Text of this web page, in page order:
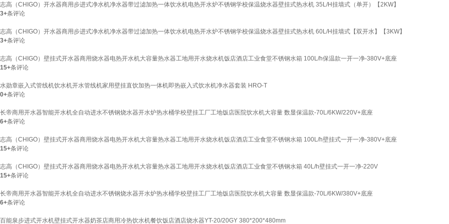
志高（CHIGO）开水器商用步进式净水机净水器带过滤加热一体饮水机电热开水炉不锈钢学校保温烧水器壁挂式热水机 35L/H挂墙式（单开）【2KW】
3+条评论
志高（CHIGO）开水器商用步进式净水机净水器带过滤加热一体饮水机电热开水炉不锈钢学校保温烧水器壁挂式热水机 60L/H挂墙式【双开水】【3KW】
3+条评论
志高（CHIGO）壁挂式开水器商用烧水器电热开水机大容量热水器工地用开水烧水机饭店酒店工业食堂不锈钢水箱 100L/h保温款一开一净-380V+底座
15+条评论
水勋章嵌入式管线机饮水机开水管线机家用壁挂直饮加热一体机即热嵌入式饮水机净水器套装 HRO-T
0+条评论
长帝商用开水器智能开水机全自动进水不锈钢烧水器开水炉热水桶学校壁挂工厂工地饭店医院饮水机大容量 数显保温款-70L/6KW/220V+底座
6+条评论
志高（CHIGO）壁挂式开水器商用烧水器电热开水机大容量热水器工地用开水烧水机饭店酒店工业食堂不锈钢水箱 100L/h壁挂式一开一净-380V+底座
15+条评论
志高（CHIGO）壁挂式开水器商用烧水器电热开水机大容量热水器工地用开水烧水机饭店酒店工业食堂不锈钢水箱 40L/h壁挂式一开一净-220V
15+条评论
长帝商用开水器智能开水机全自动进水不锈钢烧水器开水炉热水桶学校壁挂工厂工地饭店医院饮水机大容量 数显保温款-70L/6KW/380V+底座
6+条评论
百能泉步进式开水机壁挂式开水器奶茶店商用冷热饮水机餐饮饭店酒店烧水器YT-20/20GY 380*200*480mm